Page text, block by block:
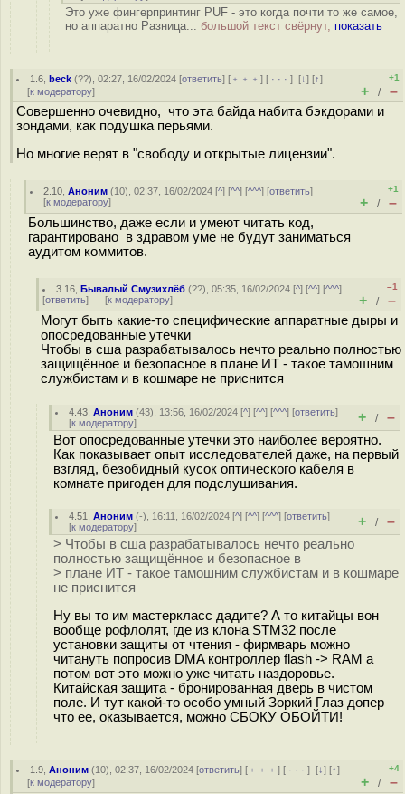
Это уже фингерпринтинг PUF - это когда почти то же самое,
но аппаратно Разница... большой текст свёрнут, показать
1.6 ,beck (??), 02:27, 16/02/2024 [ответить] [ ﹢﹢﹢] [ · · ·][↓] [↑]
[к модератору]
+1
+ / –
Совершенно очевидно, что эта байда набита бэкдорами и
зондами, как подушка перьями.
Но многие верят в "свободу и открытые лицензии".
2.10 ,Аноним (10), 02:37, 16/02/2024 [^] [^^] [^^^] [ответить]
[к модератору]
+1
+ / –
Большинство, даже если и умеют читать код,
гарантировано в здравом уме не будут заниматься
аудитом коммитов.
3.16 ,Бывалый Смузихлёб (??), 05:35, 16/02/2024 [^] [^^] [^^^]
[ответить] [к модератору]
–1
+ / –
Могут быть какие-то специфические аппаратные дыры и
опосредованные утечки
Чтобы в сша разрабатывалось нечто реально полностью
защищённое и безопасное в плане ИТ - такое тамошним
службистам и в кошмаре не приснится
4.43 ,Аноним (43), 13:56, 16/02/2024 [^] [^^] [^^^] [ответить]
[к модератору] + / –
Вот опосредованные утечки это наиболее вероятно.
Как показывает опыт исследователей даже, на первый
взгляд, безобидный кусок оптического кабеля в
комнате пригоден для подслушивания.
4.51 ,Аноним (-), 16:11, 16/02/2024 [^] [^^] [^^^] [ответить]
[к модератору] + / –
> Чтобы в сша разрабатывалось нечто реально
полностью защищённое и безопасное в
> плане ИТ - такое тамошним службистам и в кошмаре
не приснится
Ну вы то им мастеркласс дадите? А то китайцы вон
вообще рофлолят, где из клона STM32 после
установки защиты от чтения - фирмварь можно
читануть попросив DMA контроллер flash -> RAM а
потом вот это можно уже читать наздоровье.
Китайская защита - бронированная дверь в чистом
поле. И тут какой-то особо умный Зоркий Глаз допер
что ее, оказывается, можно СБОКУ ОБОЙТИ!
1.9 ,Аноним (10), 02:37, 16/02/2024 [ответить] [ ﹢﹢﹢] [ · · ·][↓] [↑]
[к модератору]
+4
+ / –